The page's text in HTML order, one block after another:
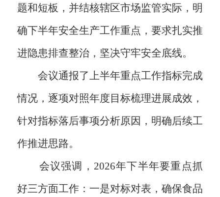
题和短板，并结核辖区市场监管实际，明
确下半年安全生产工作重点，要求扎实推
进隐患排查整治，坚决守牢安全底线。
会议通报了上半年重点工作指标完成
情况，逐项对照年度目标梳理进展成效，
针对指标落后事项分析原因，明确后续工
作推进思路。
会议强调，2026年下半年要重点抓
好三方面工作：一是对标对表，确保食品